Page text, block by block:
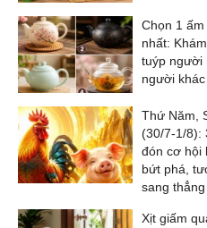
Chọn 1
nhất:
tuýp người
người khác
Thứ Năm,
(30/7-1/8):
đón cơ hội
bứt phá,
sang
Xịt giấm